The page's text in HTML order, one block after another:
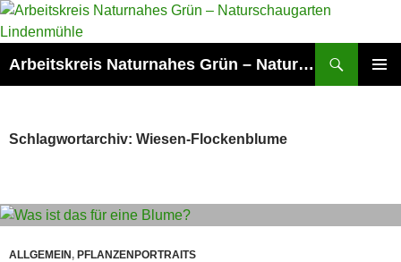
Zum
Inhalt
Arbeitskreis Naturnahes Grün – Naturschaugarten Lindenmühle
Schlagwortarchiv: Wiesen-Flockenblume
ALLGEMEIN, PFLANZENPORTRAITS